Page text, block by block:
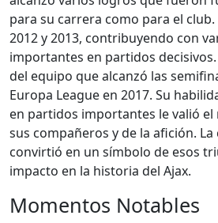
para su carrera como para el club.
2012 y 2013, contribuyendo con
importantes en partidos
del equipo que alcanzó las
Europa League en 2017. Su
en partidos importantes le valió
sus compañeros y de la afición.
convirtió en un símbolo de esos
impacto en la historia del Ajax.
Momentos Notables